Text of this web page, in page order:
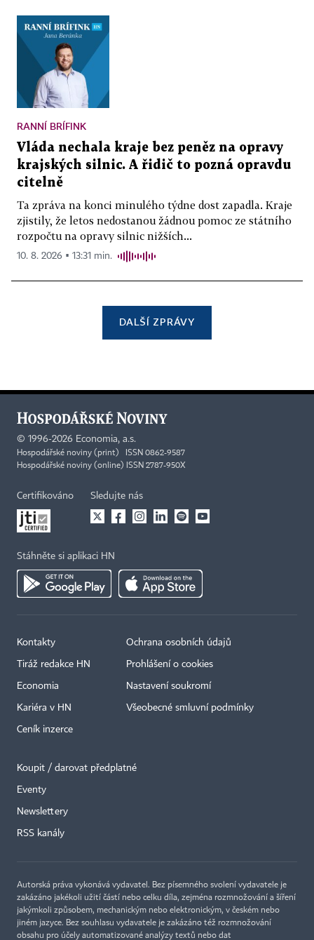
RANNÍ BRÍFINK
Vláda nechala kraje bez peněz na opravy
krajských silnic. A řidič to pozná opravdu
citelně
Ta zpráva na konci minulého týdne dost zapadla. Kraje
zjistily, že letos nedostanou žádnou pomoc ze státního
rozpočtu na opravy silnic nižších...
10. 8. 2026 ▪ 13:31 min.
DALŠÍ ZPRÁVY
© 1996-2026 Economia, a.s.
Hospodářské noviny (print) ISSN 0862-9587
Hospodářské noviny (online) ISSN 2787-950X
Certifikováno Sledujte nás
Stáhněte si aplikaci HN
Kontakty
Tiráž redakce HN
Economia
Kariéra v HN
Ceník inzerce
Ochrana osobních údajů
Prohlášení o cookies
Nastavení soukromí
Všeobecné smluvní podmínky
Koupit / darovat předplatné
Eventy
Newslettery
RSS kanály
Autorská práva vykonává vydavatel. Bez písemného svolení vydavatele je
zakázáno jakékoli užití částí nebo celku díla, zejména rozmnožování a šíření
jakýmkoli způsobem, mechanickým nebo elektronickým, v českém nebo
jiném jazyce. Bez souhlasu vydavatele je zakázáno též rozmnožování
obsahu pro účely automatizované analýzy textů nebo dat